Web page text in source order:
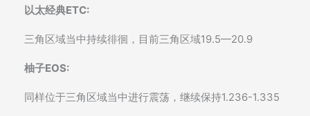
以太经典ETC:
三角区域当中持续徘徊，目前三角区域19.5—20.9
柚子EOS:
同样位于三角区域当中进行震荡，继续保持1.236-1.335